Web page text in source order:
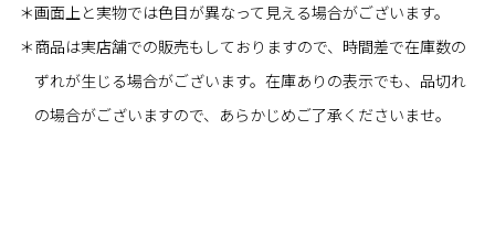
＊画面上と実物では色目が異なって見える場合がございます。
＊商品は実店舗での販売もしておりますので、時間差で在庫数の
ずれが生じる場合がございます。在庫ありの表示でも、品切れ
の場合がございますので、あらかじめご了承くださいませ。